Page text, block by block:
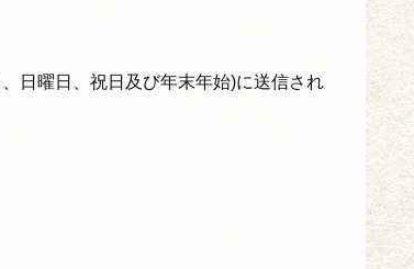
日曜日、祝日及び年末年始)に送信され